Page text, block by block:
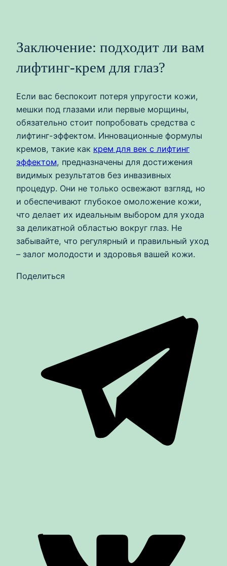
Заключение: подходит ли вам
лифтинг-крем для глаз?
Если вас беспокоит потеря упругости кожи,
мешки под глазами или первые морщины,
обязательно стоит попробовать средства с
лифтинг-эффектом. Инновационные формулы
кремов, такие как крем для век с лифтинг
эффектом, предназначены для достижения
видимых результатов без инвазивных
процедур. Они не только освежают взгляд, но
и обеспечивают глубокое омоложение кожи,
что делает их идеальным выбором для ухода
за деликатной областью вокруг глаз. Не
забывайте, что регулярный и правильный уход
– залог молодости и здоровья вашей кожи.
Поделиться